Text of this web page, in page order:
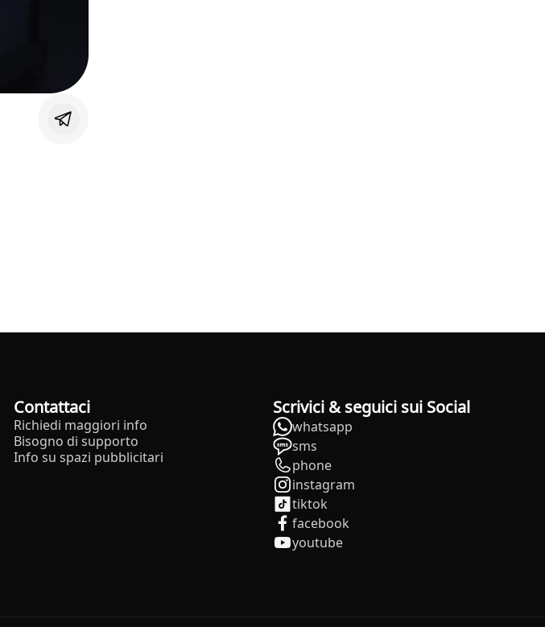
Contattaci
Richiedi maggiori info
Bisogno di supporto
Info su spazi pubblicitari
Scrivici & seguici sui Social
whatsapp
sms
phone
instagram
tiktok
facebook
youtube